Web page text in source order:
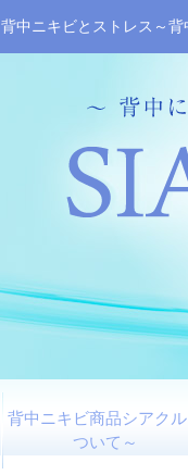
背中ニキビとストレス～背
背中ニキビ商品シアクル
ついて～